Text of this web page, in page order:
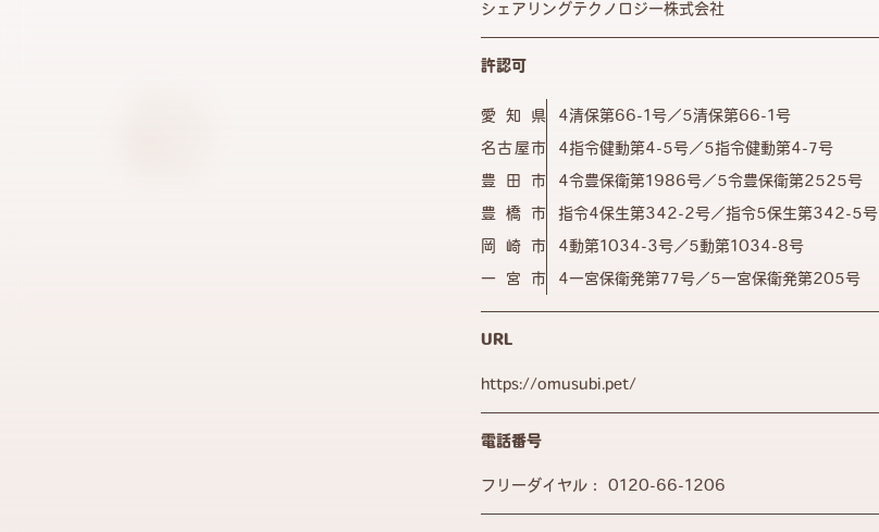
シェアリングテクノロジー株式会社
許認可
愛知県 4清保第66-1号／5清保第66-1号
名古屋市 4指令健動第4-5号／5指令健動第4-7号
豊田市 4令豊保衛第1986号／5令豊保衛第2525号
豊橋市 指令4保生第342-2号／指令5保生第342-5号
岡崎市 4動第1034-3号／5動第1034-8号
一宮市 4一宮保衛発第77号／5一宮保衛発第205号
URL
https://omusubi.pet/
電話番号
フリーダイヤル： 0120-66-1206